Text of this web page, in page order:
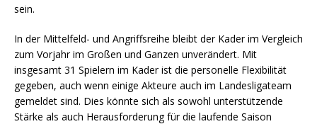
sein.
In der Mittelfeld- und Angriffsreihe bleibt der Kader im Vergleich
zum Vorjahr im Großen und Ganzen unverändert. Mit
insgesamt 31 Spielern im Kader ist die personelle Flexibilität
gegeben, auch wenn einige Akteure auch im Landesligateam
gemeldet sind. Dies könnte sich als sowohl unterstützende
Stärke als auch Herausforderung für die laufende Saison